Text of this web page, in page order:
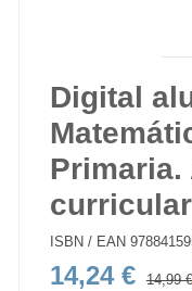
Digital
Primaria.
curricular
ISBN / EAN
14,24 € 14,99 €